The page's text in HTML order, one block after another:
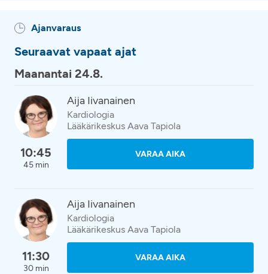
Ajanvaraus
Seuraavat vapaat ajat
Maanantai 24.8.
10:45
45 min
Aija Iivanainen
Kardiologia
Lääkärikeskus Aava Tapiola
VARAA AIKA
11:30
30 min
Aija Iivanainen
Kardiologia
Lääkärikeskus Aava Tapiola
VARAA AIKA